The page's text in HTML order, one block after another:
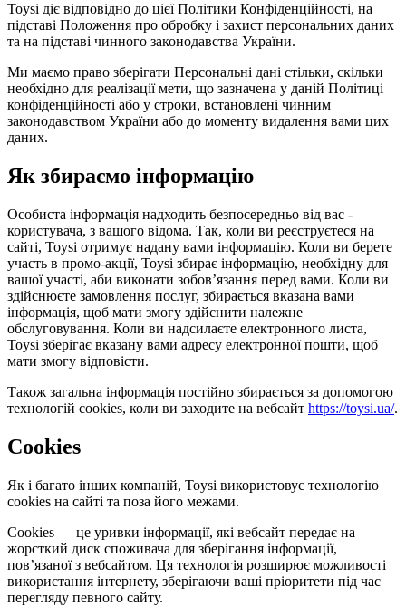
Toysi діє відповідно до цієї Політики Конфіденційності, на
підставі Положення про обробку і захист персональних даних
та на підставі чинного законодавства України.
Ми маємо право зберігати Персональні дані стільки, скільки
необхідно для реалізації мети, що зазначена у даній Політиці
конфіденційності або у строки, встановлені чинним
законодавством України або до моменту видалення вами цих
даних.
Як збираємо інформацію
Особиста інформація надходить безпосередньо від вас -
користувача, з вашого відома. Так, коли ви реєструєтеся на
сайті, Toysi отримує надану вами інформацію. Коли ви берете
участь в промо-акції, Toysi збирає інформацію, необхідну для
вашої участі, аби виконати зобов’язання перед вами. Коли ви
здійснюєте замовлення послуг, збирається вказана вами
інформація, щоб мати змогу здійснити належне
обслуговування. Коли ви надсилаєте електронного листа,
Toysi зберігає вказану вами адресу електронної пошти, щоб
мати змогу відповісти.
Також загальна інформація постійно збирається за допомогою
технологій cookies, коли ви заходите на вебсайт https://toysi.ua/.
Cookies
Як і багато інших компаній, Toysi використовує технологію
cookies на сайті та поза його межами.
Cookies — це уривки інформації, які вебсайт передає на
жорсткий диск споживача для зберігання інформації,
пов’язаної з вебсайтом. Ця технологія розширює можливості
використання інтернету, зберігаючи ваші пріоритети під час
перегляду певного сайту.